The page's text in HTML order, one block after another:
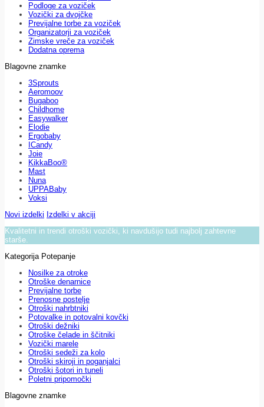
Podloge za voziček
Vozički za dvojčke
Previjalne torbe za voziček
Organizatorji za voziček
Zimske vreče za voziček
Dodatna oprema
Blagovne znamke
3Sprouts
Aeromoov
Bugaboo
Childhome
Easywalker
Elodie
Ergobaby
ICandy
Joie
KikkaBoo®
Mast
Nuna
UPPABaby
Voksi
Novi izdelki Izdelki v akciji
Kvalitetni in trendi otroški vozički, ki navdušijo tudi najbolj zahtevne
starše.
Kategorija Potepanje
Nosilke za otroke
Otroške denarnice
Previjalne torbe
Prenosne postelje
Otroški nahrbtniki
Potovalke in potovalni kovčki
Otroški dežniki
Otroške čelade in ščitniki
Vozički marele
Otroški sedeži za kolo
Otroški skiroji in poganjalci
Otroški šotori in tuneli
Poletni pripomočki
Blagovne znamke